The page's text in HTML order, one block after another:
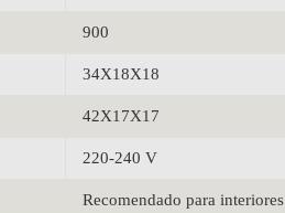
900
34X18X18
42X17X17
220-240 V
Recomendado para interiores